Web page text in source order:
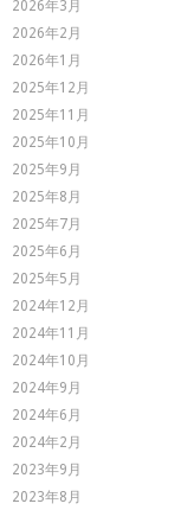
2026年3月
2026年2月
2026年1月
2025年12月
2025年11月
2025年10月
2025年9月
2025年8月
2025年7月
2025年6月
2025年5月
2024年12月
2024年11月
2024年10月
2024年9月
2024年6月
2024年2月
2023年9月
2023年8月